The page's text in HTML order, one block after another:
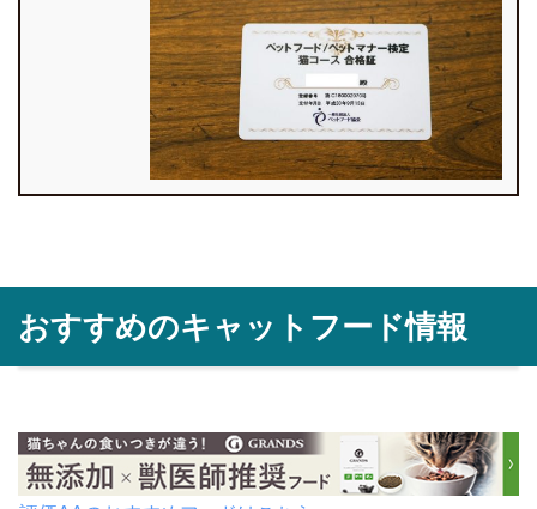
おすすめのキャットフード情報